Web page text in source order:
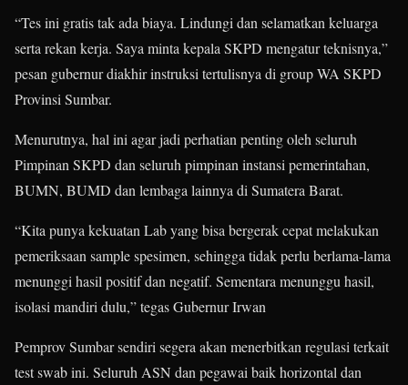
“Tes ini gratis tak ada biaya. Lindungi dan selamatkan keluarga
serta rekan kerja. Saya minta kepala SKPD mengatur teknisnya,”
pesan gubernur diakhir instruksi tertulisnya di group WA SKPD
Provinsi Sumbar.
Menurutnya, hal ini agar jadi perhatian penting oleh seluruh
Pimpinan SKPD dan seluruh pimpinan instansi pemerintahan,
BUMN, BUMD dan lembaga lainnya di Sumatera Barat.
“Kita punya kekuatan Lab yang bisa bergerak cepat melakukan
pemeriksaan sample spesimen, sehingga tidak perlu berlama-lama
menunggi hasil positif dan negatif. Sementara menunggu hasil,
isolasi mandiri dulu,” tegas Gubernur Irwan
Pemprov Sumbar sendiri segera akan menerbitkan regulasi terkait
test swab ini. Seluruh ASN dan pegawai baik horizontal dan